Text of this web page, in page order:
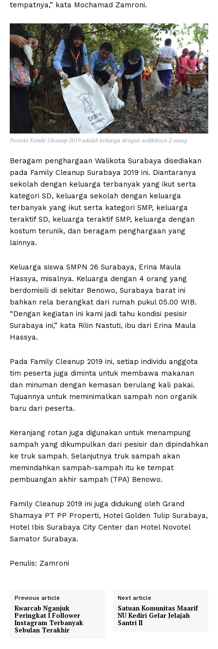
tempatnya,” kata Mochamad Zamroni.
Peserta Family Cleanup 2019 adalah keluarga dengan sedikitnya 2 orang
Beragam penghargaan Walikota Surabaya disediakan
pada Family Cleanup Surabaya 2019 ini. Diantaranya
sekolah dengan keluarga terbanyak yang ikut serta
kategori SD, keluarga sekolah dengan keluarga
terbanyak yang ikut serta kategori SMP, keluarga
teraktif SD, keluarga teraktif SMP, keluarga dengan
kostum terunik, dan beragam penghargaan yang
lainnya.
Keluarga siswa SMPN 26 Surabaya, Erina Maula
Hassya, misalnya. Keluarga dengan 4 orang yang
berdomisili di sekitar Benowo, Surabaya barat ini
bahkan rela berangkat dari rumah pukul 05.00 WIB.
“Dengan kegiatan ini kami jadi tahu kondisi pesisir
Surabaya ini,” kata Rilin Nastuti, ibu dari Erina Maula
Hassya.
Pada Family Cleanup 2019 ini, setiap individu anggota
tim peserta juga diminta untuk membawa makanan
dan minuman dengan kemasan berulang kali pakai.
Tujuannya untuk meminimalkan sampah non organik
baru dari peserta.
Keranjang rotan juga digunakan untuk menampung
sampah yang dikumpulkan dari pesisir dan dipindahkan
ke truk sampah. Selanjutnya truk sampah akan
memindahkan sampah-sampah itu ke tempat
pembuangan akhir sampah (TPA) Benowo.
Family Cleanup 2019 ini juga didukung oleh Grand
Shamaya PT PP Properti, Hotel Golden Tulip Surabaya,
Hotel Ibis Surabaya City Center dan Hotel Novotel
Samator Surabaya.
Penulis: Zamroni
Previous article
Kwarcab Nganjuk
Peringkat I Follower
Instagram Terbanyak
Sebulan Terakhir
Next article
Satuan Komunitas Maarif
NU Kediri Gelar Jelajah
Santri II